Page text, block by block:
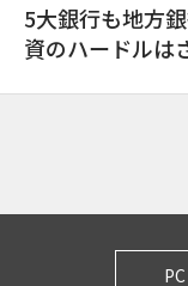
5大銀行も地方
資のハードルは